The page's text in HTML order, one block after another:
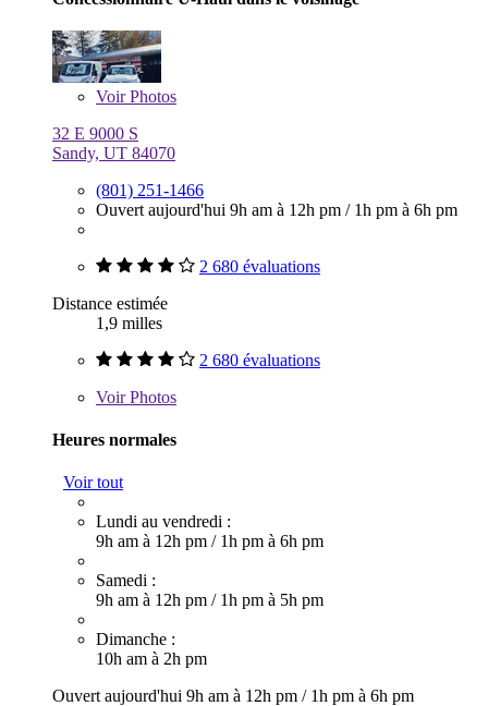
VoirPhotos
32 E 9000 S
Sandy, UT 84070
(801) 251-1466
Ouvert aujourd'hui 9h am à 12h pm / 1h pm à 6h pm
2 680 évaluations
Distance estimée
1,9 milles
2 680 évaluations
VoirPhotos
Heures normales
Voir tout
Lundi au vendredi :
9h am à 12h pm / 1h pm à 6h pm
Samedi :
9h am à 12h pm / 1h pm à 5h pm
Dimanche :
10h am à 2h pm
Ouvert aujourd'hui 9h am à 12h pm / 1h pm à 6h pm